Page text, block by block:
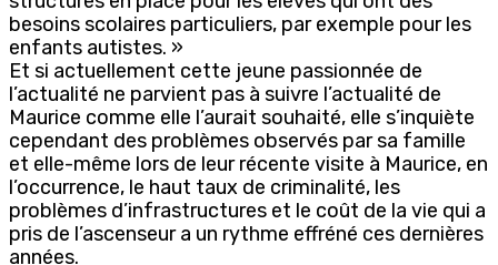
besoins scolaires particuliers, par exemple pour les
enfants autistes. »
Et si actuellement cette jeune passionnée de
l’actualité ne parvient pas à suivre l’actualité de
Maurice comme elle l’aurait souhaité, elle s’inquiète
cependant des problèmes observés par sa famille
et elle-même lors de leur récente visite à Maurice, en
l’occurrence, le haut taux de criminalité, les
problèmes d’infrastructures et le coût de la vie qui a
pris de l’ascenseur a un rythme effréné ces dernières
années.